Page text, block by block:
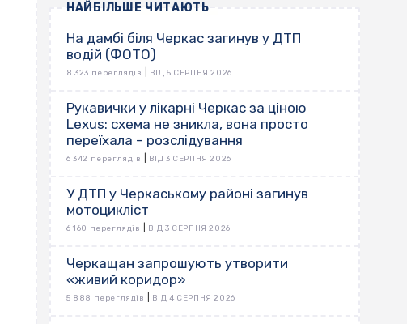
НАЙБІЛЬШЕ ЧИТАЮТЬ
На дамбі біля Черкас загинув у ДТП
водій (ФОТО)
8 323 переглядів ВІД 5 СЕРПНЯ 2026
Рукавички у лікарні Черкас за ціною
Lexus: схема не зникла, вона просто
переїхала – розслідування
6 342 переглядів ВІД 3 СЕРПНЯ 2026
У ДТП у Черкаському районі загинув
мотоцикліст
6 160 переглядів ВІД 3 СЕРПНЯ 2026
Черкащан запрошують утворити
«живий коридор»
5 888 переглядів ВІД 4 СЕРПНЯ 2026